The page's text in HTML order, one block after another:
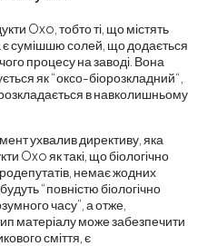
Oxo, тобто ті, що містять
є сумішшю солей, що додається
процесу на заводі. Вона
як “оксо-біорозкладний“,
в навколишньому
ухвалив директиву, яка
Oxo як такі, що біологічно
немає жодних
“повністю біологічно
часу”, а отже,
матеріалу може забезпечити
сміття, є